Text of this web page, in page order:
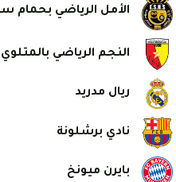
الأمل الرياضي بحمام
النجم الرياضي بالمتلوي
ريال مدريد
نادي برشلونة
بايرن ميونخ